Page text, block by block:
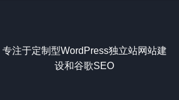
专注于定制型WordPress独立站网站建
设和谷歌SEO